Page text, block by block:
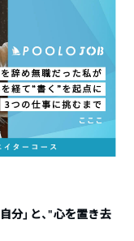
分」と、“心を置き去